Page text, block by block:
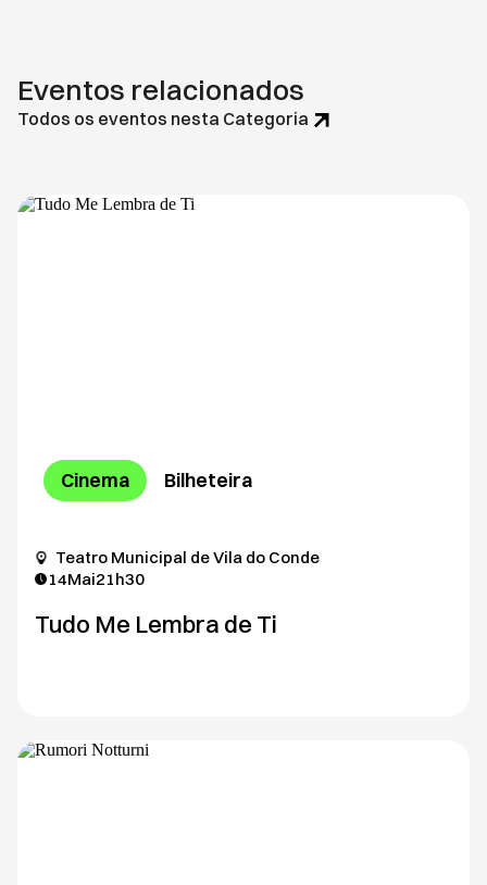
Eventos relacionados
Todos os eventos nesta Categoria
Cinema Bilheteira
Teatro Municipal de Vila do Conde
14Mai21h30
Tudo Me Lembra de Ti